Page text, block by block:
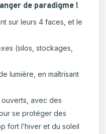
de paradigme !
sur leurs 4 faces, et le
(silos, stockages,
lumière, en maîtrisant
avec des
se protéger des
fort l’hiver et du soleil